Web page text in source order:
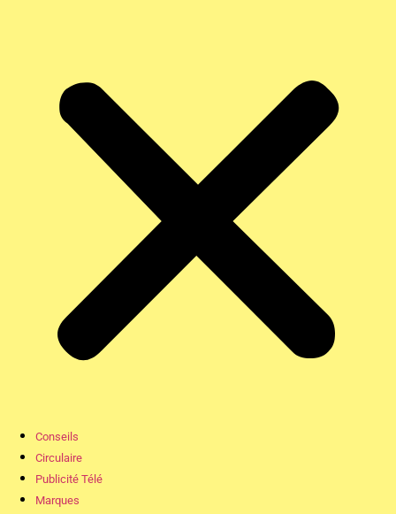
Conseils
Circulaire
Publicité Télé
Marques